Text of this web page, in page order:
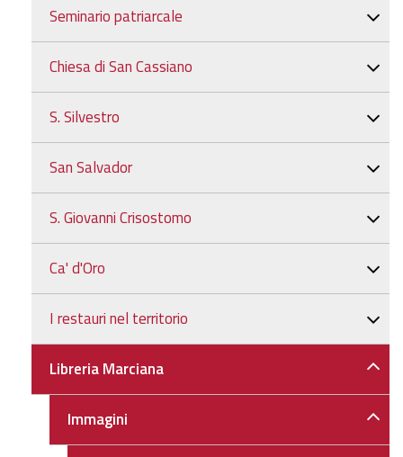
Seminario patriarcale
Chiesa di San Cassiano
S. Silvestro
San Salvador
S. Giovanni Crisostomo
Ca' d'Oro
I restauri nel territorio
Libreria Marciana
Immagini